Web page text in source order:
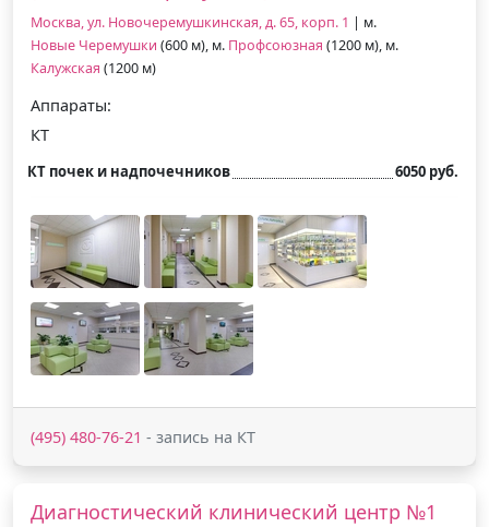
Москва, ул. Новочеремушкинская, д. 65, корп. 1 | м.
Новые Черемушки (600 м), м. Профсоюзная (1200 м), м.
Калужская (1200 м)
Аппараты:
КТ
КТ почек и надпочечников 6050 руб.
(495) 480-76-21 - запись на КТ
Диагностический клинический центр №1